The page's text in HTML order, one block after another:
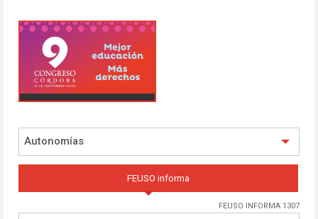
Autonomías
FEUSO informa
FEUSO INFORMA 1307